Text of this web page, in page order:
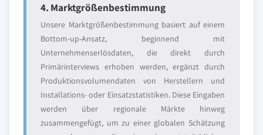
4. Marktgrößenbestimmung
Unsere Marktgrößenbestimmung basiert auf einem
Bottom-up-Ansatz, beginnend mit
Unternehmenserlösdaten, die direkt durch
Primärinterviews erhoben werden, ergänzt durch
Produktionsvolumendaten von Herstellern und
Installations- oder Einsatzstatistiken. Diese Eingaben
werden über regionale Märkte hinweg
zusammengefügt, um zu einer globalen Schätzung